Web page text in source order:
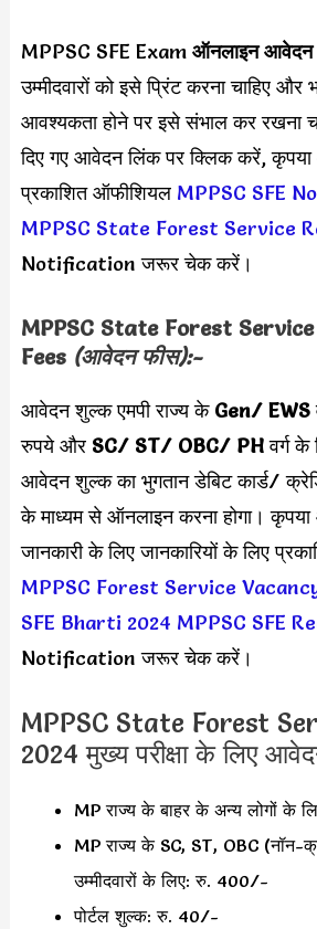
MPPSC SFE Exam ऑनलाइन आवेदन
उम्मीदवारों को इसे प्रिंट करना चाहिए और
आवश्यकता होने पर इसे संभाल कर रखना
दिए गए आवेदन लिंक पर क्लिक करें,
प्रकाशित ऑफीशियल MPPSC SFE
MPPSC State Forest Service
Notification जरूर चेक करें।
MPPSC State Forest Service
Fees (आवेदन फीस):-
आवेदन शुल्क एमपी राज्य के Gen/ EWS
रुपये औरSC/ ST/ OBC/ PHवर्ग के
आवेदन शुल्क का भुगतान डेबिट कार्ड/
के माध्यम से ऑनलाइन करना होगा।
जानकारी के लिए जानकारियों के लिए
MPPSC Forest Service
SFE Bharti 2024 MPPSC SFE
Notification जरूर चेक करें।
MPPSC State Forest
2024 मुख्य परीक्षा के लिए
MP राज्य के बाहर के अन्य लोगों के
MP राज्य के SC, ST, OBC (नॉन-
उम्मीदवारों के लिए: रु. 400/-
पोर्टल शुल्क: रु. 40/-